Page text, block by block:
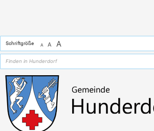
Schriftgröße A A A